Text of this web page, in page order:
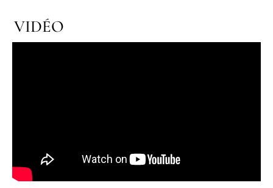
VIDÉO